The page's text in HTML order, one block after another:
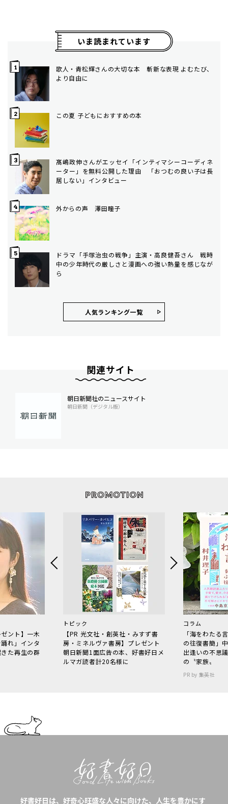
いま読まれています
歌人・青松輝さんの大切な本 斬新な表現 よむたび、
より自由に
この夏 子どもにおすすめの本
髙嶋政伸さんがエッセイ「インティマシーコーディネ
ーター」を無料公開した理由 「おつむの良い子は長
居しない」インタビュー
外からの声 澤田瞳子
ドラマ「手塚治虫の戦争」主演・高良健吾さん 戦時
中の少年時代の厳しさと漫画への強い熱量を感じなが
ら
人気ランキング⼀覧
関連サイト
朝日新聞社のニュースサイト
朝日新聞（デジタル版）
ント】一木
れ」インタ
た再生の群
トピック
【PR 光文社・創英社・みすず書
房・ミネルヴァ書房】プレゼント
朝日新聞1面広告の本、好書好日メ
ルマガ読者計20名様に
コラム
「海をわた
の往復書簡」
出逢いの不思
の〝家族〟
PR by 集英社
好書好日は、好奇心旺盛な人々に向けた、人生を豊かにす